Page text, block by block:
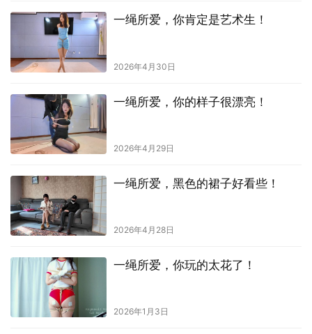
一绳所爱，你肯定是艺术生！
2026年4月30日
一绳所爱，你的样子很漂亮！
2026年4月29日
一绳所爱，黑色的裙子好看些！
2026年4月28日
一绳所爱，你玩的太花了！
2026年1月3日